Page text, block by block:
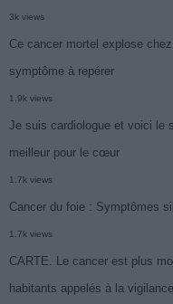
3k views
Ce cancer mortel explose
symptôme à repérer
1.9k views
Je suis cardiologue et voici le
meilleur pour le cœur
1.7k views
Cancer du foie : Symptômes
1.7k views
CARTE. Le cancer est plus
habitants appelés à la vigilance